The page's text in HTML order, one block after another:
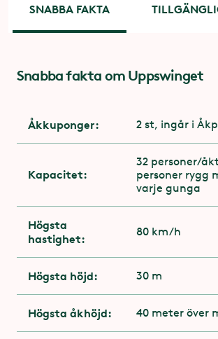
SNABBA FAKTA
Snabba fakta om Uppswinget
Åkkuponger: 2 st, ingår i
Kapacitet:
32 personer/
personer rygg
varje gunga
Högsta
hastighet:
80 km/h
Högsta höjd: 30 m
Högsta åkhöjd: 40 meter över
Tillgänglighet
attraktionens utgång. Kontakta
attraktionspersonalen på plats
Du behöver ha stabilitet och
knäled